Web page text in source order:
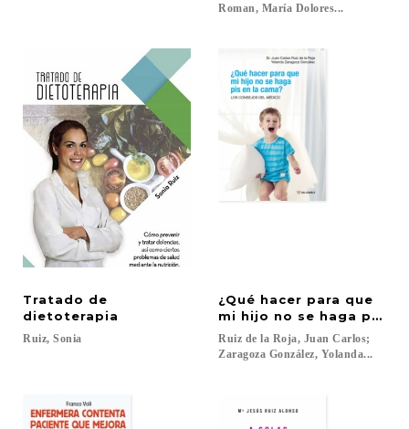
Roman, María Dolores...
Tratado de
dietoterapia
Ruiz, Sonia
¿Qué hacer para que
mi hijo no se haga pis en
Ruiz de la Roja, Juan Carlos;
Zaragoza González, Yolanda...